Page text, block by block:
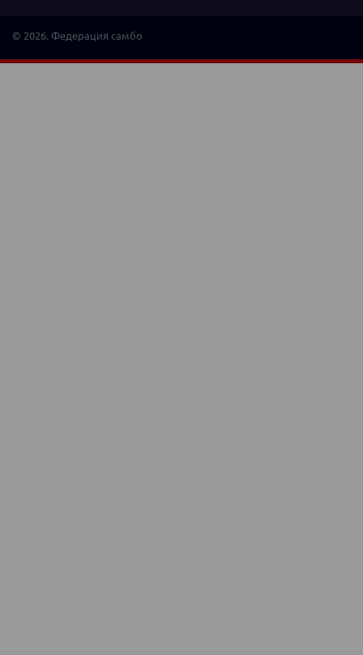
© 2026. Федерация самбо